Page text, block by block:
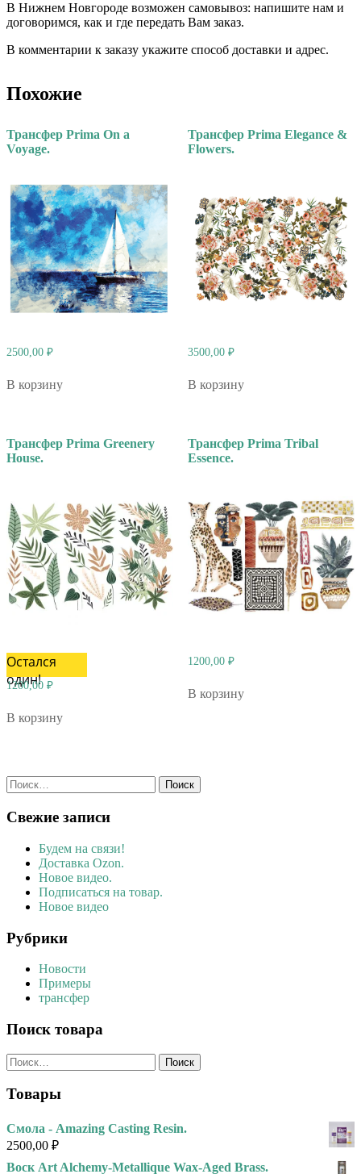
В Нижнем Новгороде возможен самовывоз: напишите нам и
договоримся, как и где передать Вам заказ.
В комментарии к заказу укажите способ доставки и адрес.
Похожие
Трансфер Prima On a
Voyage.
2500,00 ₽
В корзину
Трансфер Prima Elegance &
Flowers.
3500,00 ₽
В корзину
Трансфер Prima Greenery
House.
Остался
один!
1200,00 ₽
В корзину
Трансфер Prima Tribal
Essence.
1200,00 ₽
В корзину
Найти:
Свежие записи
Будем на связи!
Доставка Ozon.
Новое видео.
Подписаться на товар.
Новое видео
Рубрики
Новости
Примеры
трансфер
Поиск товара
Найти:
Товары
Смола - Amazing Casting Resin.
2500,00 ₽
Воск Art Alchemy-Metallique Wax-Aged Brass.